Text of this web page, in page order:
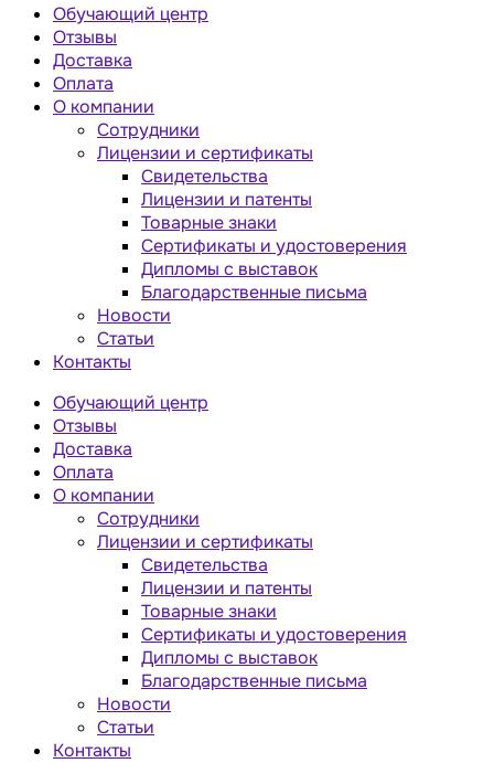
Обучающий центр
Отзывы
Доставка
Оплата
О компании
Сотрудники
Лицензии и сертификаты
Свидетельства
Лицензии и патенты
Товарные знаки
Сертификаты и удостоверения
Дипломы с выставок
Благодарственные письма
Новости
Статьи
Контакты
Обучающий центр
Отзывы
Доставка
Оплата
О компании
Сотрудники
Лицензии и сертификаты
Свидетельства
Лицензии и патенты
Товарные знаки
Сертификаты и удостоверения
Дипломы с выставок
Благодарственные письма
Новости
Статьи
Контакты